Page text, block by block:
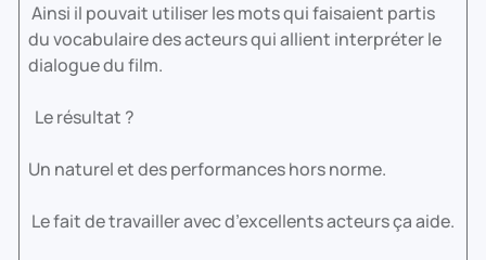
Ainsi il pouvait utiliser les mots qui faisaient partis
du vocabulaire des acteurs qui allient interpréter le
dialogue du film.
Le résultat ?
Un naturel et des performances hors norme.
Le fait de travailler avec d’excellents acteurs ça aide.